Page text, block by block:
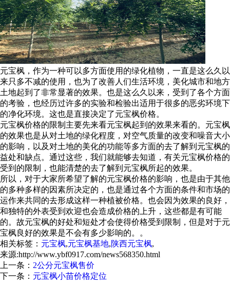
元宝枫，作为一种可以多方面使用的绿化植物，一直是这么久以
来只多不减的使用，也为了改善人们生活环境，美化城市和地方
土地起到了非常显著的效果。也是这么久以来，受到了各个方面
的考验，也经历过许多的实验和检验出适用于很多的恶劣环境下
的净化环境。这也是直接决定了元宝枫价格。
元宝枫价格的限制主要先来看元宝枫起到的效果来看的。元宝枫
的效果也是从对土地的绿化程度，对空气质量的改变和噪音大小
的影响，以及对土地的美化的功能等多方面的去了解到元宝枫的
益处和缺点。通过这些，我们就能够去知道，有关元宝枫价格的
受到的限制，也能清楚的去了解到元宝枫所起的效果。
所以，对于大家所希望了解的元宝枫价格的影响，也是由于其他
的多种多样的因素所决定的，也是通过各个方面的条件和市场的
运作来共同的去形成这样一种植被价格。也会因为效果的良好，
和独特的外表受到欢迎也会造成价格的上升，这些都是有可能
的。故元宝枫的好处和短处才会使得价格受到限制，但是对于元
宝枫良好的效果是不会有多少影响的。。
相关标签： 元宝枫,元宝枫基地,陕西元宝枫,
来源:http://www.ybf0917.com/news568350.html
上一条： 2公分元宝枫售价
下一条： 元宝枫小苗价格定位